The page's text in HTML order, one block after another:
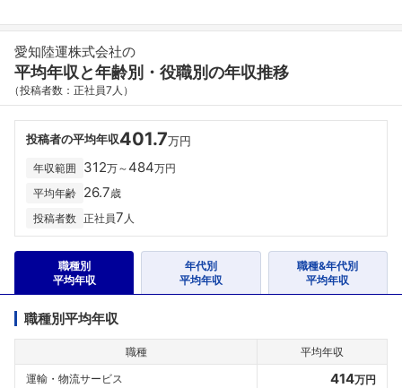
愛知陸運株式会社の
平均年収と年齢別・役職別の年収推移
（投稿者数：正社員7人）
投稿者の平均年収401.7万円
年収範囲 312万～ 484万円
平均年齢 26.7歳
投稿者数 正社員7 人
職種別
平均年収
年代別
平均年収
職種&年代別
平均年収
職種別平均年収
職種
平均年収
運輸・物流サービス
414万円